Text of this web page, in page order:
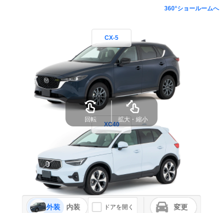
360°ショールームへ
CX-5
XC40
外装 内装 ドアを開く 変更
回転 拡大・縮小